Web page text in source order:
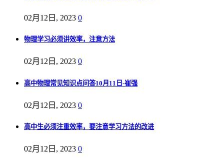
02月12日, 2023 0
物理学习必须讲效率，注意方法
02月12日, 2023 0
高中物理常见知识点问答10月11日-崔强
02月12日, 2023 0
高中生必须注重效率，要注意学习方法的改进
02月12日, 2023 0